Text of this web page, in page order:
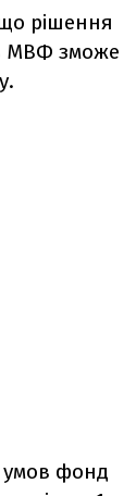
рішення
МВФ зможе
умов фонд